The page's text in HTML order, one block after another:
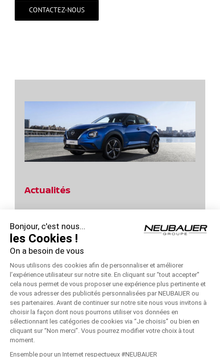
CONTACTEZ-NOUS
Actualités
Profitez des Jours Hybrides Nissan !
Profitez des Jours Hybrides Nissan !
Jours Power d’Achats Nissan – Remise 10000 €
Jours Power d’Achats Nissan !
© Copyright2026 - NEUBAUER NISSAN | Réalisé par
Bonjour, c'est nous...
les Cookies !
On a besoin de vous
Nous utilisons des cookies afin de personnaliser et améliorer
l’expérience utilisateur sur notre site. En cliquant sur “tout accepter''
cela nous permet de vous proposer une expérience plus pertinente et
de vous adresser des publicités personnalisées par NEUBAUER ou
ses partenaires. Avant de continuer sur notre site nous vous invitons à
choisir la façon dont nous pourrons utiliser vos données en
sélectionnant les catégories de cookies via “Je choisis” ou bien en
cliquant sur “Non merci”. Vous pourrez modifier votre choix à tout
moment.
Ensemble pour un Internet respectueux #NEUBAUER